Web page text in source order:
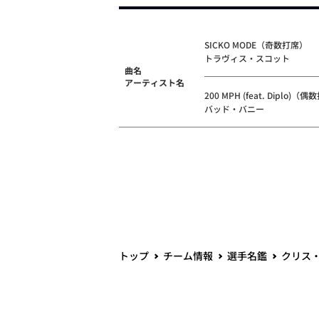
曲名
アーティスト名
SICKO MODE（奇数打席）
トラヴィス・スコット
200 MPH (feat. Diplo)（偶数
バッド・バニー
トップ チーム情報 選手名鑑 クリス